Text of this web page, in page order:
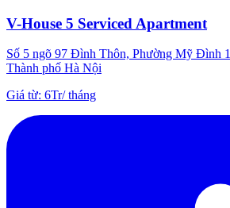
V-House 5 Serviced Apartment
Số 5 ngõ 97 Đình Thôn, Phường Mỹ Đình
Thành phố Hà Nội
Giá từ: 6Tr/tháng